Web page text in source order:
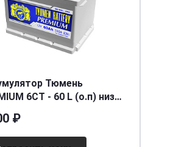
Тюмень
60 L (о.п) низ.
₽